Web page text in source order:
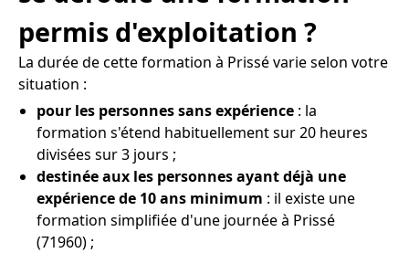
permis d'exploitation ?
La durée de cette formation à Prissé varie selon votre
situation :
pour les personnes sans expérience : la
formation s'étend habituellement sur 20 heures
divisées sur 3 jours ;
destinée aux les personnes ayant déjà une
expérience de 10 ans minimum : il existe une
formation simplifiée d'une journée à Prissé
(71960) ;